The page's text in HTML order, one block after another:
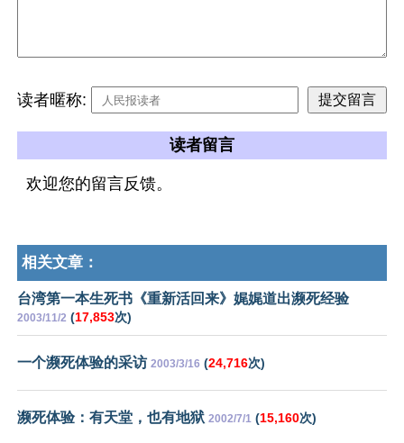
读者暱称:
读者留言
欢迎您的留言反馈。
相关文章：
台湾第一本生死书《重新活回来》娓娓道出濒死经验
2003/11/2 (17,853次)
一个濒死体验的采访 2003/3/16 (24,716次)
濒死体验：有天堂，也有地狱 2002/7/1 (15,160次)